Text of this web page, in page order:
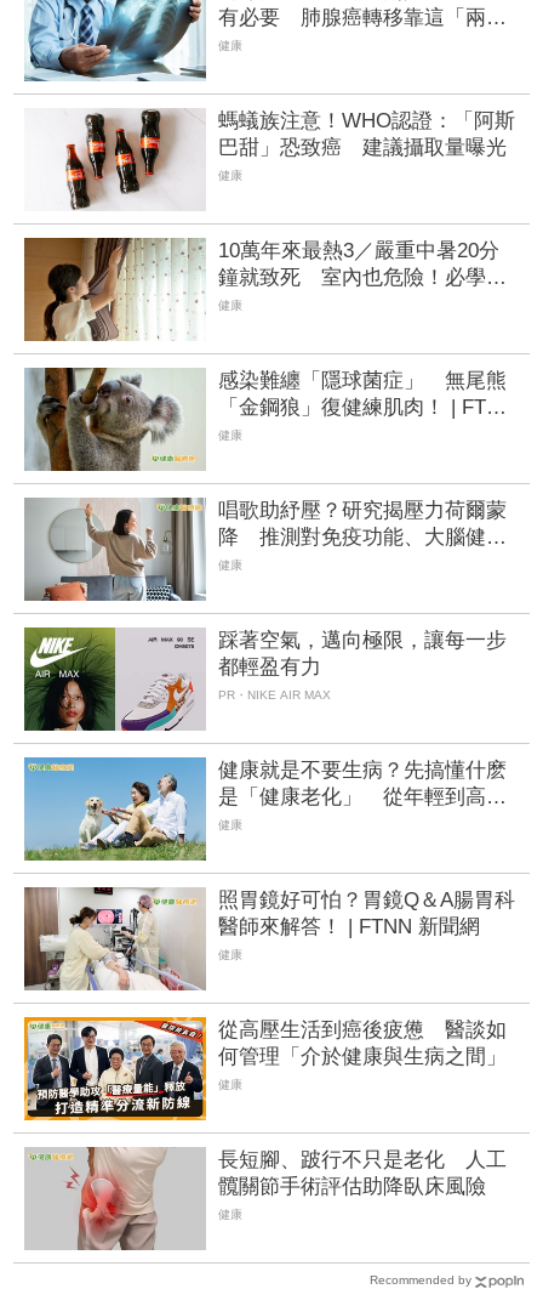
有必要 肺腺癌轉移靠這「兩種
抑制劑」
健康
螞蟻族注意！WHO認證：「阿斯
巴甜」恐致癌 建議攝取量曝光
健康
10萬年來最熱3／嚴重中暑20分
鐘就致死 室內也危險！必學
「省錢降溫4招」
健康
感染難纏「隱球菌症」 無尾熊
「金鋼狼」復健練肌肉！ | FTNN
新聞網
健康
唱歌助紓壓？研究揭壓力荷爾蒙
降 推測對免疫功能、大腦健康
有潛在益處
健康
踩著空氣，邁向極限，讓每一步
都輕盈有力
PR・NIKE AIR MAX
健康就是不要生病？先搞懂什麽
是「健康老化」 從年輕到高齡
逐步實踐！
健康
照胃鏡好可怕？胃鏡Q＆A腸胃科
醫師來解答！ | FTNN 新聞網
健康
從高壓生活到癌後疲憊 醫談如
何管理「介於健康與生病之間」
健康
長短腳、跛行不只是老化 人工
髖關節手術評估助降臥床風險
健康
Recommended by